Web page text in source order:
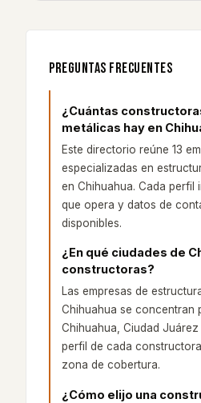
PREGUNTAS FRECUENTES
¿Cuántas
metálicas hay en
Este directorio reúne 13
especializadas en
en Chihuahua. Cada
que opera y datos de
disponibles.
¿En qué ciudades de
constructoras?
Las empresas de
Chihuahua se concentran
Chihuahua, Ciudad
perfil de cada
zona de cobertura.
¿Cómo elijo una